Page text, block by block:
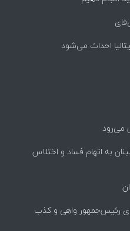
احداث می‌شود
می‌رود
به اتهام فساد و اختلاس
رئیس‌جمهور واهی و کذب